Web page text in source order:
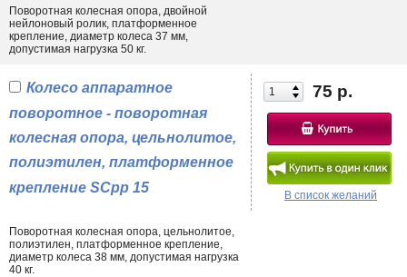
аппаратных стоек.
Поворотная колесная опора, двойной
нейлоновый ролик, платформенное
крепление, диаметр колеса 37 мм,
допустимая нагрузка 50 кг.
75 р.
В список желаний
Колесо аппаратное
поворотное - поворотная
колесная опора, цельнолитое,
полиэтилен, платформенное
крепление SCpp 15
Поворотная колесная опора, цельнолитое,
полиэтилен, платформенное крепление,
диаметр колеса 38 мм, допустимая нагрузка
40 кг.